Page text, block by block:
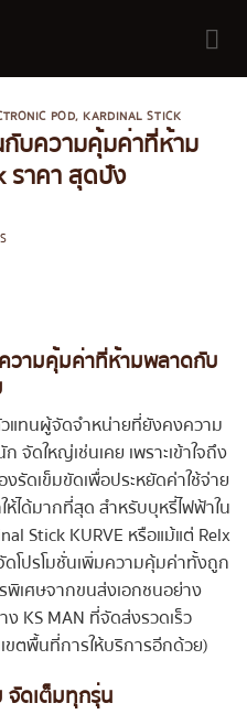
POD,KARDINAL STICK
บความคุ้มค่าที่ห้าม
ราคา สุดปัง
วามคุ้มค่าที่ห้ามพลาดกับ
วแทนผู้จัดจำหน่ายที่ยังคงความ
ดใหญ่เช่นเคย เพราะเข้าใจถึง
ดเข็มขัดเพื่อประหยัดค่าใช้จ่าย
ห้ได้มากที่สุด สำหรับบุหรี่ไฟฟ้าใน
Stick KURVE หรือแม้แต่ Relx
โปรโมชั่นเพิ่มความคุ้มค่าทั้งถูก
เศษจากขนส่งเอกชนอย่าง
KS MAN ที่จัดส่งรวดเร็ว
ขตพื้นที่การให้บริการอีกด้วย)
จัดเต็มทุกรุ่น